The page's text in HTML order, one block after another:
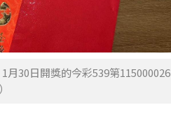
月30日開獎的今彩539第115000026